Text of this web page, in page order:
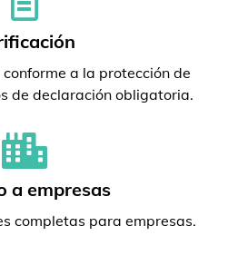
a la protección de
de declaración obligatoria.
a empresas
completas para empresas.